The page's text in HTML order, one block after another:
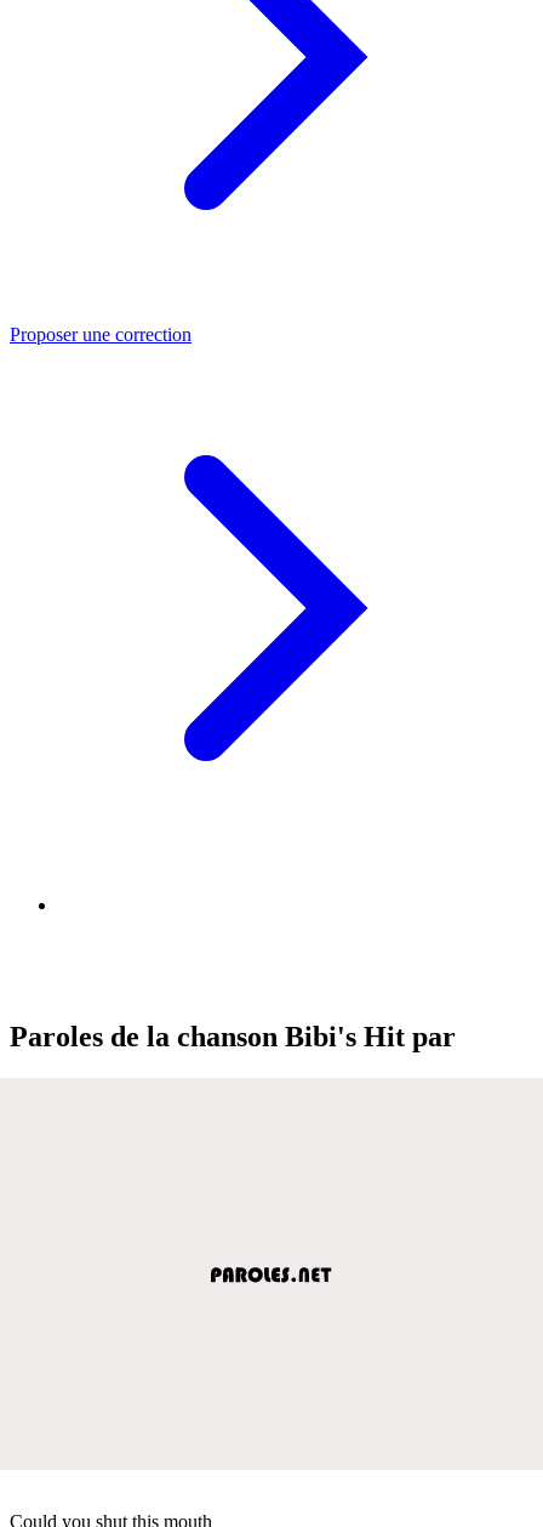
Proposer une correction
Paroles de la chanson Bibi's Hit par
Could you shut this mouth